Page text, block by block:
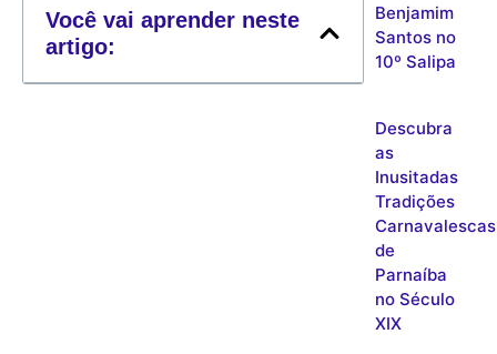
Você vai aprender neste
artigo:
Benjamim
Santos no
10º Salipa
Descubra
as
Inusitadas
Tradições
Carnavalescas
de
Parnaíba
no Século
XIX